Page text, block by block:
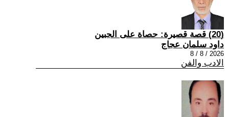
(20) قصة قصيرة: حصاة على الجبين
داود سلمان عجاج
2026 / 8 / 8
الادب والفن